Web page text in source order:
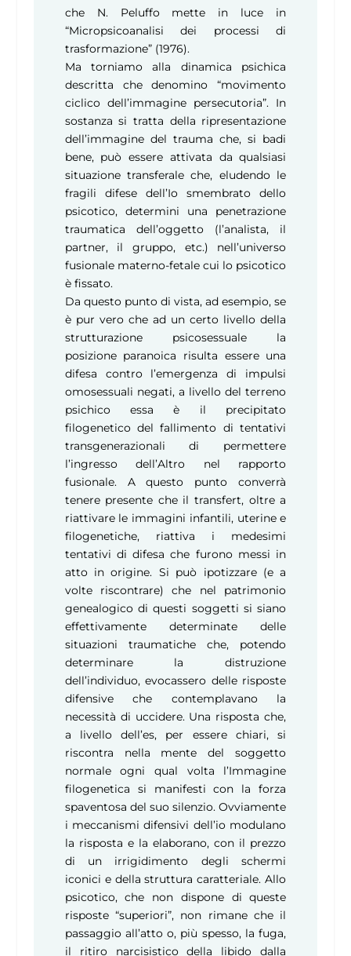
che N. Peluffo mette in luce in
“Micropsicoanalisi dei processi di
trasformazione” (1976).
Ma torniamo alla dinamica psichica
descritta che denomino “movimento
ciclico dell’immagine persecutoria”. In
sostanza si tratta della ripresentazione
dell’immagine del trauma che, si badi
bene, può essere attivata da qualsiasi
situazione transferale che, eludendo le
fragili difese dell’Io smembrato dello
psicotico, determini una penetrazione
traumatica dell’oggetto (l’analista, il
partner, il gruppo, etc.) nell’universo
fusionale materno-fetale cui lo psicotico
è fissato.
Da questo punto di vista, ad esempio, se
è pur vero che ad un certo livello della
strutturazione psicosessuale la
posizione paranoica risulta essere una
difesa contro l’emergenza di impulsi
omosessuali negati, a livello del terreno
psichico essa è il precipitato
filogenetico del fallimento di tentativi
transgenerazionali di permettere
l’ingresso dell’Altro nel rapporto
fusionale. A questo punto converrà
tenere presente che il transfert, oltre a
riattivare le immagini infantili, uterine e
filogenetiche, riattiva i medesimi
tentativi di difesa che furono messi in
atto in origine. Si può ipotizzare (e a
volte riscontrare) che nel patrimonio
genealogico di questi soggetti si siano
effettivamente determinate delle
situazioni traumatiche che, potendo
determinare la distruzione
dell’individuo, evocassero delle risposte
difensive che contemplavano la
necessità di uccidere. Una risposta che,
a livello dell’es, per essere chiari, si
riscontra nella mente del soggetto
normale ogni qual volta l’Immagine
filogenetica si manifesti con la forza
spaventosa del suo silenzio. Ovviamente
i meccanismi difensivi dell’io modulano
la risposta e la elaborano, con il prezzo
di un irrigidimento degli schermi
iconici e della struttura caratteriale. Allo
psicotico, che non dispone di queste
risposte “superiori”, non rimane che il
passaggio all’atto o, più spesso, la fuga,
il ritiro narcisistico della libido dalla